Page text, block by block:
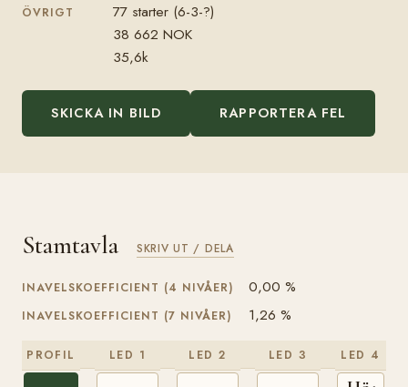
ÖVRIGT
77 starter (6-3-?)
38 662 NOK
35,6k
SKICKA IN BILD RAPPORTERA FEL
Stamtavla SKRIV UT / DELA
INAVELSKOEFFICIENT (4 NIVÅER) 0,00 %
INAVELSKOEFFICIENT (7 NIVÅER) 1,26 %
PROFIL LED 1 LED 2 LED 3 LED 4